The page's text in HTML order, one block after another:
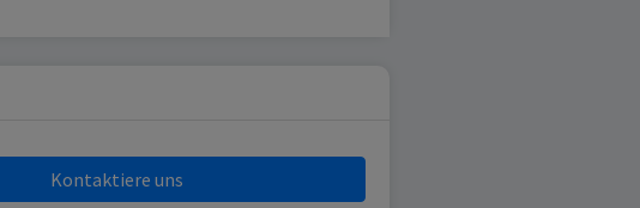
Kontaktiere uns